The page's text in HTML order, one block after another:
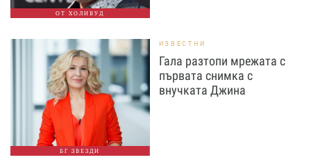
ОТ ХОЛИВУД
БГ ЗВЕЗДИ
ИЗВЕСТНИ
Гала разтопи мрежата с
първата снимка с
внучката Джина